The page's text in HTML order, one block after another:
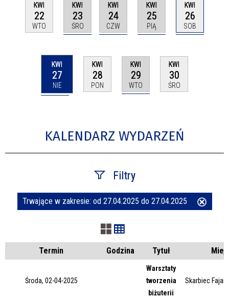
KWI
22
WTO
KWI
23
ŚRO
KWI
24
CZW
KWI
25
PIĄ
KWI
26
SOB
KWI
27
NIE
KWI
28
PON
KWI
29
WTO
KWI
30
ŚRO
KALENDARZ WYDARZEŃ
Filtry
Szukana fraza
Kategoria
Trwające w zakresie
Trwające w zakresie: od 27.04.2025 do 27.04.2025
Termin Godzina Tytuł
Środa, 02-04-2025
Warsztaty
tworzenia
biżuterii
Skarbiec